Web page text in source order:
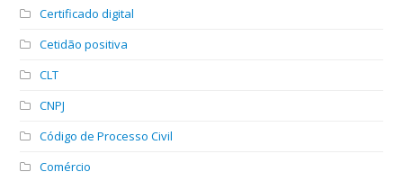
Certificado digital
Cetidão positiva
CLT
CNPJ
Código de Processo Civil
Comércio